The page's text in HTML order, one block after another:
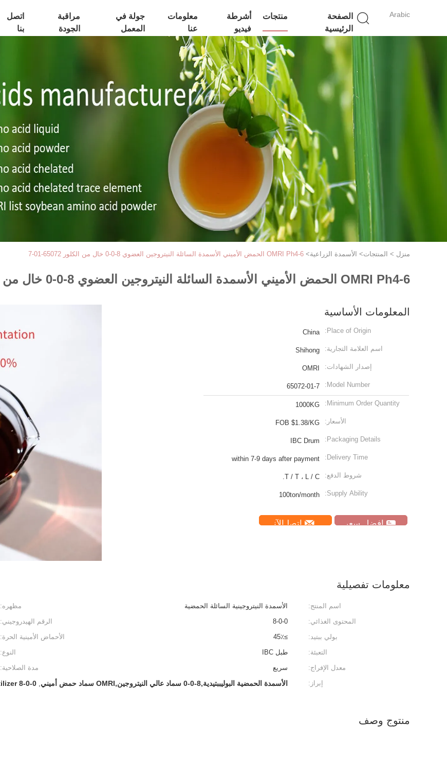
Arabic
الصفحة
الرئيسية
منتجات
أشرطة
فيديو
معلومات
عنا
جولة في
المعمل
مراقبة
الجودة
اتصل
بنا
منزل > المنتجات> الأسمدة الزراعية> OMRI Ph4-6 الحمض الأميني الأسمدة السائلة النيتروجين العضوي 8-0-0 خال من الكلور 65072-01-7
OMRI Ph4-6 الحمض الأميني الأسمدة السائلة النيتروجين العضوي 8-0-0 خال من الكلور 65072-01-7
المعلومات الأساسية
Place of Origin:
China
اسم العلامة التجارية: Shihong
إصدار الشهادات: OMRI
Model Number:
65072-01-7
Minimum Order Quantity:
1000KG
الأسعار: FOB $1.38/KG
Packaging Details:
IBC Drum
Delivery Time:
within 7-9 days after payment
شروط الدفع: T / T ، L / C.
Supply Ability:
100ton/month
افضل سعر ﺎﺘﺼﻟ ﺍﻶﻧ
معلومات تفصيلية
اسم المنتج: الأسمدة النيتروجينية السائلة الحمضية مظهره:
المحتوى الغذائي:
8-0-0 الرقم الهيدروجيني:
بولي ببتيد:
≥45٪ الأحماض الأمينية الحرة:
التعبئة:
طبل IBC النوع:
معدل الإفراج:
سريع مدة الصلاحية:
إبراز:
الأسمدة الحمضية البوليببتيدية,8-0-0 سماد عالي النيتروجين,OMRI سماد حمض أميني ,
8-0-0 High Nitrogen Fertilizer
منتوج وصف